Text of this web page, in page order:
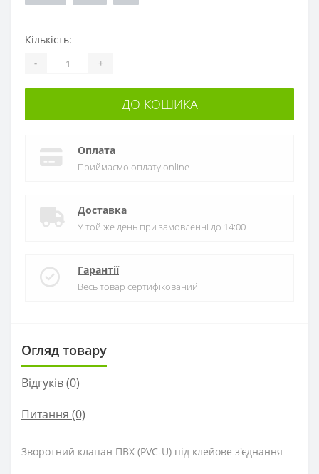
Кількість:
- +
ДО КОШИКА
Оплата
Приймаємо оплату online
Доставка
У той же день при замовленні до 14:00
Гарантії
Весь товар сертифікований
Огляд товару
Відгуків (0)
Питання (0)
Зворотний клапан ПВХ (PVC-U) під клейове з'єднання